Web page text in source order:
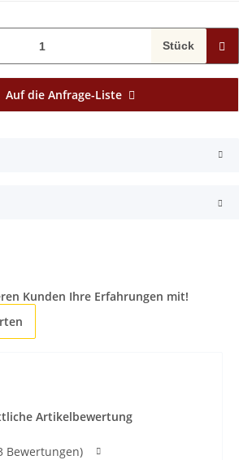
Stück
Auf die Anfrage-Liste
Artikelbewertung
Bewertungen)
Kunden Ihre Erfahrungen mit!